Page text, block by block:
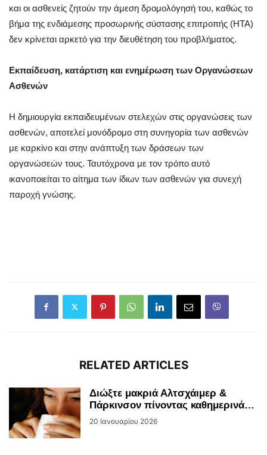
και οι ασθενείς ζητούν την άμεση δρομολόγησή του, καθώς το
βήμα της ενδιάμεσης προσωρινής σύστασης επιτροπής (ΗΤΑ)
δεν κρίνεται αρκετό για την διευθέτηση του προβλήματος.
Εκπαίδευση, κατάρτιση και ενημέρωση των Οργανώσεων
Ασθενών
Η δημιουργία εκπαιδευμένων στελεχών στις οργανώσεις των
ασθενών, αποτελεί μονόδρομο στη συνηγορία των ασθενών
με καρκίνο και στην ανάπτυξη των δράσεων των
οργανώσεών τους. Ταυτόχρονα με τον τρόπο αυτό
ικανοποιείται το αίτημα των ίδιων των ασθενών για συνεχή
παροχή γνώσης.
RELATED ARTICLES
Διώξτε μακριά Αλτσχάιμερ &
Πάρκινσον πίνοντας καθημερινά…
20 Ιανουαρίου 2026